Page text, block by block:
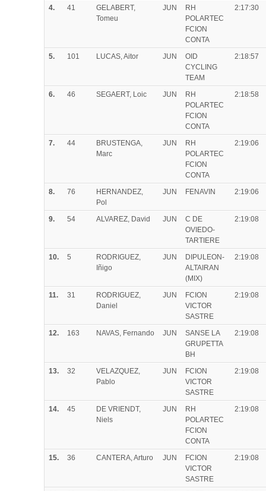
4. 41
GELABERT,
Tomeu
JUN
RH
POLARTEC
FCION
CONTA
2:17:30
5. 101 LUCAS, Aitor JUN
OID
CYCLING
TEAM
2:18:57
6. 46 SEGAERT, Loic JUN
RH
POLARTEC
FCION
CONTA
2:18:58
7. 44
BRUSTENGA,
Marc
JUN
RH
POLARTEC
FCION
CONTA
2:19:06
8. 76
HERNANDEZ,
Pol
JUN FENAVIN 2:19:06
9. 54 ALVAREZ, David JUN
C DE
OVIEDO-
TARTIERE
2:19:08
10. 5
RODRIGUEZ,
Iñigo
JUN
DIPULEON-
ALTAIRAN
(MIX)
2:19:08
11. 31
RODRIGUEZ,
Daniel
JUN
FCION
VICTOR
SASTRE
2:19:08
12. 163 NAVAS, Fernando JUN
SANSE LA
GRUPETTA
BH
2:19:08
13. 32
VELAZQUEZ,
Pablo
JUN
FCION
VICTOR
SASTRE
2:19:08
14. 45
DE VRIENDT,
Niels
JUN
RH
POLARTEC
FCION
CONTA
2:19:08
15. 36 CANTERA, Arturo JUN
FCION
VICTOR
SASTRE
2:19:08